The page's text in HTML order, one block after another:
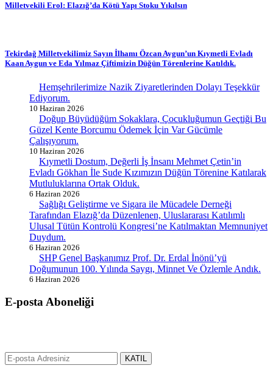
Milletvekili Erol: Elazığ’da Kötü Yapı Stoku Yıkılsın
Tekirdağ Milletvekilimiz Sayın İlhamı Özcan Aygun’un Kıymetli Evladı
Kaan Aygun ve Eda Yılmaz Çiftimizin Düğün Törenlerine Katıldık.
Hemşehrilerimize Nazik Ziyaretlerinden Dolayı Teşekkür
Ediyorum.
10 Haziran 2026
Doğup Büyüdüğüm Sokaklara, Çocukluğumun Geçtiği Bu
Güzel Kente Borcumu Ödemek İçin Var Gücümle
Çalışıyorum.
10 Haziran 2026
Kıymetli Dostum, Değerli İş İnsanı Mehmet Çetin’in
Evladı Gökhan İle Sude Kızımızın Düğün Törenine Katılarak
Mutluluklarına Ortak Olduk.
6 Haziran 2026
Sağlığı Geliştirme ve Sigara ile Mücadele Derneği
Tarafından Elazığ’da Düzenlenen, Uluslararası Katılımlı
Ulusal Tütün Kontrolü Kongresi’ne Katılmaktan Memnuniyet
Duydum.
6 Haziran 2026
SHP Genel Başkanımız Prof. Dr. Erdal İnönü’yü
Doğumunun 100. Yılında Saygı, Minnet Ve Özlemle Andık.
6 Haziran 2026
E-posta Aboneliği
KATIL